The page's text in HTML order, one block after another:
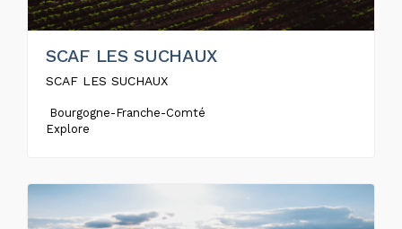
SCAF LES SUCHAUX
SCAF LES SUCHAUX
Bourgogne-Franche-Comté
Explore